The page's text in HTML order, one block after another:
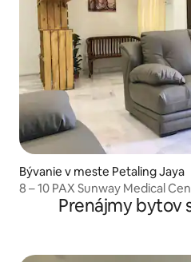
Bývanie v meste Petaling Jaya
8 – 10 PAX Sunway Medical
Prenájmy bytov